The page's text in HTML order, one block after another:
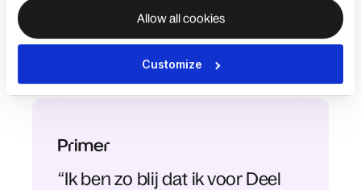
Allow all cookies
Customize
over de hele wereld
Deel gebruiken voor
loopbaanontwikkeling
“Ik ben zo blij dat ik voor Deel